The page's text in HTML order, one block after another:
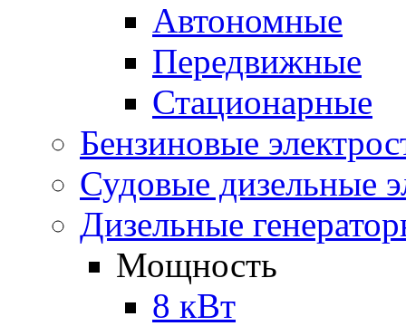
Автономные
Передвижные
Стационарные
Бензиновые
Судовые дизельные
Дизельные
Мощность
8 кВт